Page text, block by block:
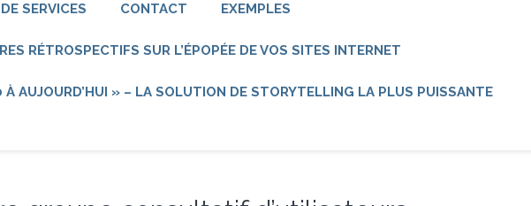
SERVICES CONTACT EXEMPLES
RÉTROSPECTIFS SUR L’ÉPOPÉE DE VOS SITES INTERNET
À AUJOURD’HUI » – LA SOLUTION DE STORYTELLING LA PLUS PUISSANTE